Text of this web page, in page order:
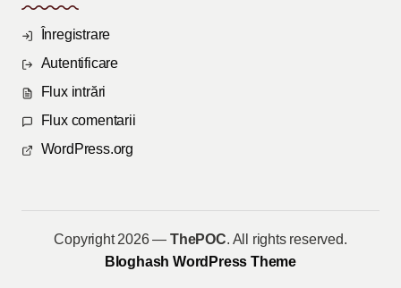
Înregistrare
Autentificare
Flux intrări
Flux comentarii
WordPress.org
Copyright 2026 —ThePOC. All rights reserved.
Bloghash WordPress Theme